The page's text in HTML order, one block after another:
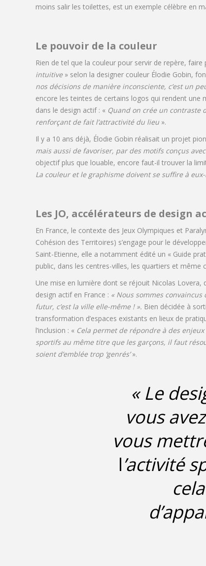
moins salir les toilettes, est un exemple célèbre en
Le pouvoir de la couleur
Rien de tel que la couleur pour servir de repère,
intuitive» selon la designer couleur Élodie Gobin,
nos décisions de manière inconsciente, c’est un
encore les teintes de certains logos qui rendent une
dans le design actif : « Quand on crée un contraste
renforçant de fait l’attractivité du lieu ».
Il y a 10 ans déjà, Élodie Gobin réalisait un projet
mais aussi de favoriser, par des motifs conçus
objectif plus que louable, encore faut-il trouver la
La couleur et le graphisme doivent se suffire à
Les JO, accélérateurs de design
En France, le contexte des Jeux Olympiques et
Cohésion des Territoires) s’engage pour le
Saint-Etienne, elle a notamment édité un « Guide
public, dans les centres-villes, les quartiers et
Une mise en lumière dont se réjouit Nicolas Lovera,
design actif en France : « Nous sommes
futur, c’est la ville elle-même ! ». Bien décidée à
transformation d’espaces existants en lieux de
l’inclusion : « Cela permet de répondre à des
sportifs au même titre que les garçons, il faut
soient d’emblée trop ‘genrés’».
« Le
vous
vous
l’activité